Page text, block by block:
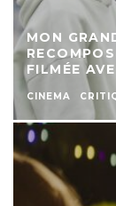
MON
FILMÉE
CINEMA